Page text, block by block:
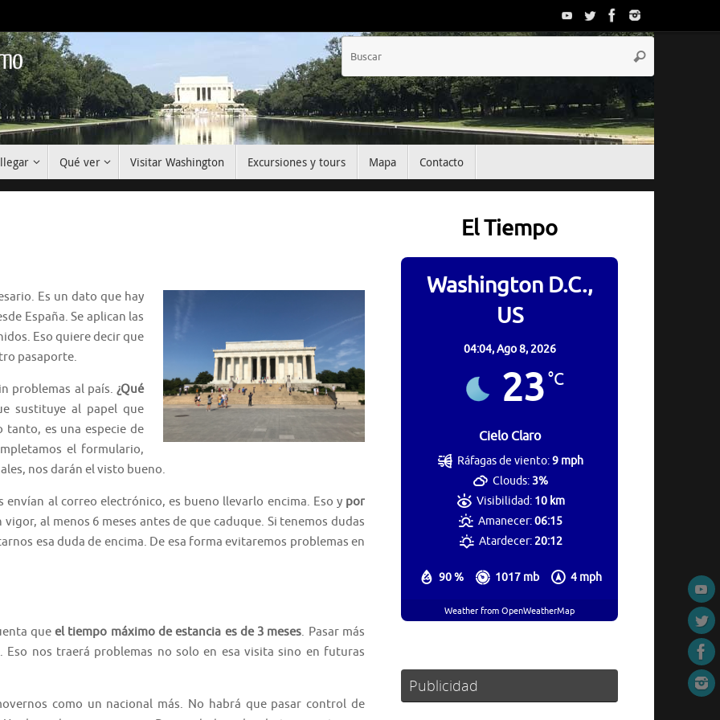
Buscar
Qué ver Visitar Washington Excursiones y tours Mapa Contacto
Es un dato que hay
España. Se aplican las
Eso quiere decir que
pasaporte.
problemas al país. ¿Qué
sustituye al papel que
tanto, es una especie de
el formulario,
nos darán el visto bueno.
al correo electrónico, es bueno llevarlo encima. Eso y por
vigor, al menos 6 meses antes de que caduque. Si tenemos dudas
esa duda de encima. De esa forma evitaremos problemas en
queel tiempo máximo de estancia es de 3 meses. Pasar más
nos traerá problemas no solo en esa visita sino en futuras
como un nacional más. No habrá que pasar control de
El Tiempo
Washington D.C.,
US
04:04,Ago 8, 2026
23°C
Cielo Claro
90 % 1017 mb 4 mph
Ráfagas de viento:9 mph
Clouds:3%
Visibilidad: 10 km
Amanecer:06:15
Atardecer:20:12
Weather from OpenWeatherMap
Publicidad